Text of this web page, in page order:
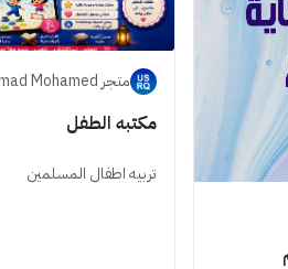
متجر Ahmad Mohamed
مكتبه الطفل
تربيه اطفال المسلمين